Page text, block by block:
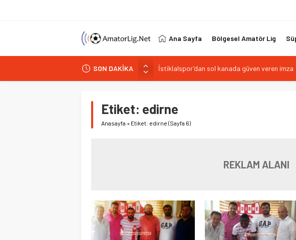
Ana Sayfa Bölgesel Amatör Lig
SON DAKİKA
Vardarspor teknik ekibiyle yola devam ediyor
Kuzeyin Kaplanları Kaygısız ile yeniden
Etiket: edirne
Anasayfa » Etiket: edirne (Sayfa 6)
REKLAM ALANI